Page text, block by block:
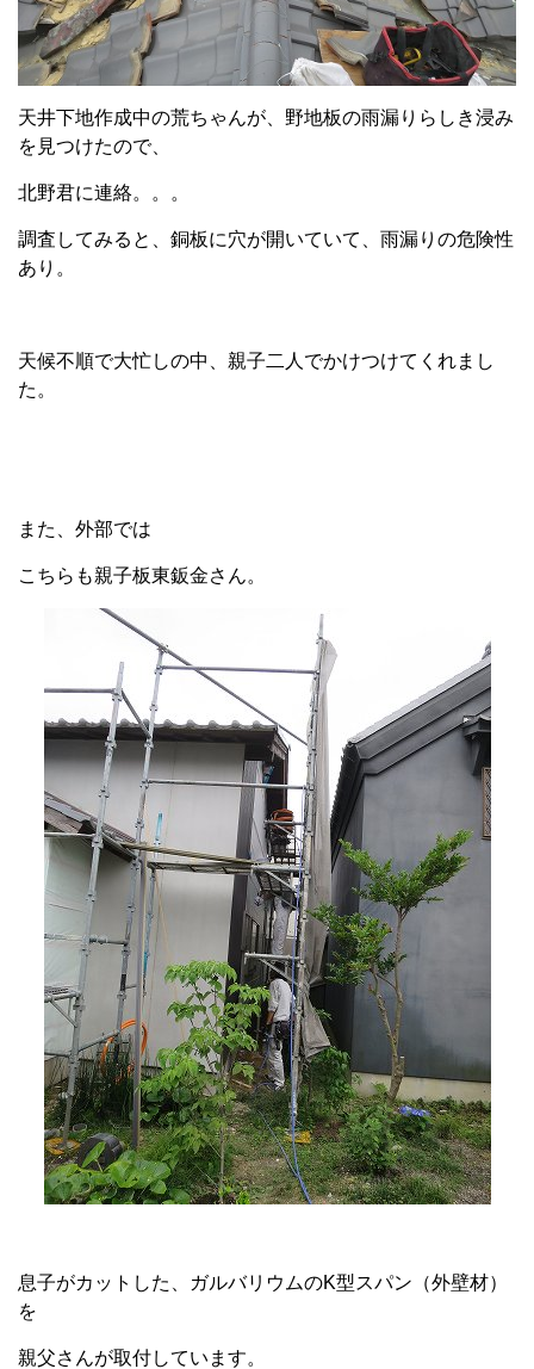
天井下地作成中の荒ちゃんが、野地板の雨漏りらしき浸み
を見つけたので、
北野君に連絡。。。
調査してみると、銅板に穴が開いていて、雨漏りの危険性
あり。
天候不順で大忙しの中、親子二人でかけつけてくれまし
た。
また、外部では
こちらも親子板東鈑金さん。
息子がカットした、ガルバリウムのK型スパン（外壁材）
を
親父さんが取付しています。